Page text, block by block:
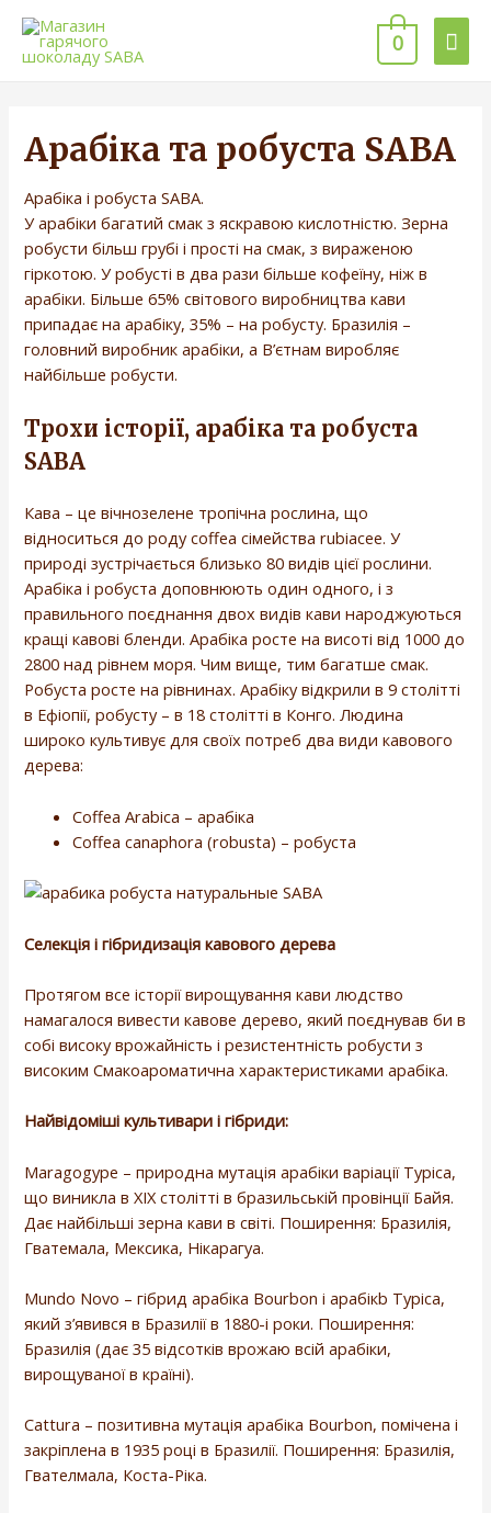
0
Арабіка та робуста SABA
Арабіка і робуста SABA.
У арабіки багатий смак з яскравою кислотністю. Зерна
робусти більш грубі і прості на смак, з вираженою
гіркотою. У робусті в два рази більше кофеїну, ніж в
арабіки. Більше 65% світового виробництва кави
припадає на арабіку, 35% – на робусту. Бразилія –
головний виробник арабіки, а В’єтнам виробляє
найбільше робусти.
Трохи історії, арабіка та робуста
SABA
Кава – це вічнозелене тропічна рослина, що
відноситься до роду coffea сімейства rubiacee. У
природі зустрічається близько 80 видів цієї рослини.
Арабіка і робуста доповнюють один одного, і з
правильного поєднання двох видів кави народжуються
кращі кавові бленди. Арабіка росте на висоті від 1000 до
2800 над рівнем моря. Чим вище, тим багатше смак.
Робуста росте на рівнинах. Арабіку відкрили в 9 столітті
в Ефіопії, робусту – в 18 столітті в Конго. Людина
широко культивує для своїх потреб два види кавового
дерева:
Coffea Arabica – арабіка
Coffea canaphora (robusta) – робуста
Селекція і гібридизація кавового дерева
Протягом все історії вирощування кави людство
намагалося вивести кавове дерево, який поєднував би в
собі високу врожайність і резистентність робусти з
високим Смакоароматична характеристиками арабіка.
Найвідоміші культивари і гібриди:
Maragogype – природна мутація арабіки варіації Typica,
що виникла в XIX столітті в бразильській провінції Байя.
Дає найбільші зерна кави в світі. Поширення: Бразилія,
Гватемала, Мексика, Нікарагуа.
Mundo Novo – гібрид арабіка Bourbon і арабікb Typica,
який з’явився в Бразилії в 1880-і роки. Поширення:
Бразилія (дає 35 відсотків врожаю всій арабіки,
вирощуваної в країні).
Cattura – позитивна мутація арабіка Bourbon, помічена і
закріплена в 1935 році в Бразилії. Поширення: Бразилія,
Гвателмала, Коста-Ріка.